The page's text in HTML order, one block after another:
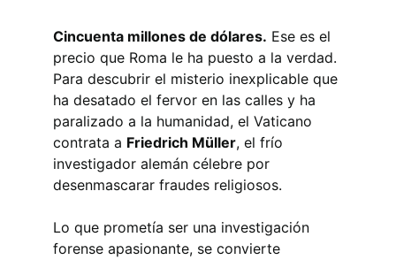
Cincuenta millones de dólares. Ese es el
precio que Roma le ha puesto a la verdad.
Para descubrir el misterio inexplicable que
ha desatado el fervor en las calles y ha
paralizado a la humanidad, el Vaticano
contrata a Friedrich Müller, el frío
investigador alemán célebre por
desenmascarar fraudes religiosos.
Lo que prometía ser una investigación
forense apasionante, se convierte